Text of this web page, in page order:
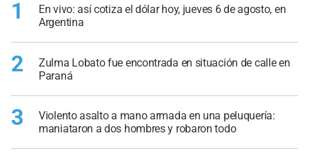
1
En vivo: así cotiza el dólar hoy, jueves 6 de agosto, en
Argentina
2
Zulma Lobato fue encontrada en situación de calle en
Paraná
3
Violento asalto a mano armada en una peluquería:
maniataron a dos hombres y robaron todo